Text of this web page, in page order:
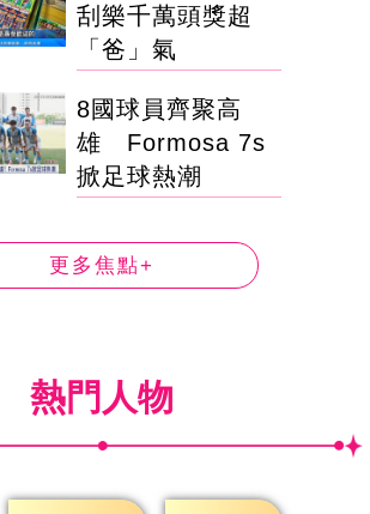
刮樂千萬頭獎超
「爸」氣
8國球員齊聚高
雄 Formosa 7s
掀足球熱潮
更多焦點+
熱門人物